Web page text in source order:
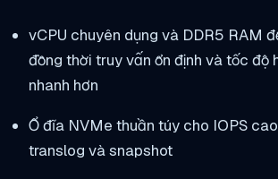
vCPU chuyên dụng và DDR5 RAM
đồng thời truy vấn ổn định và tốc độ
nhanh hơn
Ổ đĩa NVMe thuần túy cho IOPS
translog và snapshot